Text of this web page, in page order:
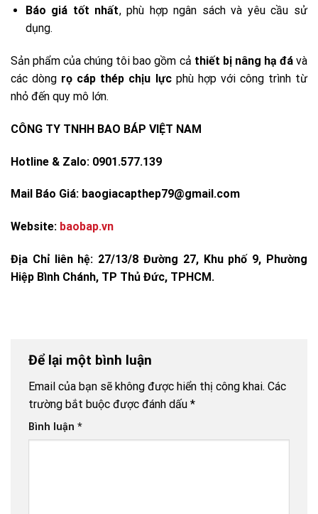
Báo giá tốt nhất, phù hợp ngân sách và yêu cầu sử
dụng.
Sản phẩm của chúng tôi bao gồm cả thiết bị nâng hạ đávà
các dòng rọ cáp thép chịu lựcphù hợp với công trình từ
nhỏ đến quy mô lớn.
CÔNG TY TNHH BAO BÁP VIỆT NAM
Hotline & Zalo: 0901.577.139
Mail Báo Giá: baogiacapthep79@gmail.com
Website: baobap.vn
Địa Chỉ liên hệ: 27/13/8 Đường 27, Khu phố 9, Phường
Hiệp Bình Chánh, TP Thủ Đức, TPHCM.
Để lại một bình luận
Email của bạn sẽ không được hiển thị công khai. Các
trường bắt buộc được đánh dấu *
Bình luận *